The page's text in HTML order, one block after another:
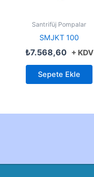
Santrifüj Pompalar
SMJKT 100
₺7.568,60 + KDV
Sepete Ekle